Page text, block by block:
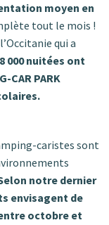
moyen en
tout le mois !
qui a
000 nuitées ont
CAR PARK
caristes sont
notre dernier
envisagent de
octobre et